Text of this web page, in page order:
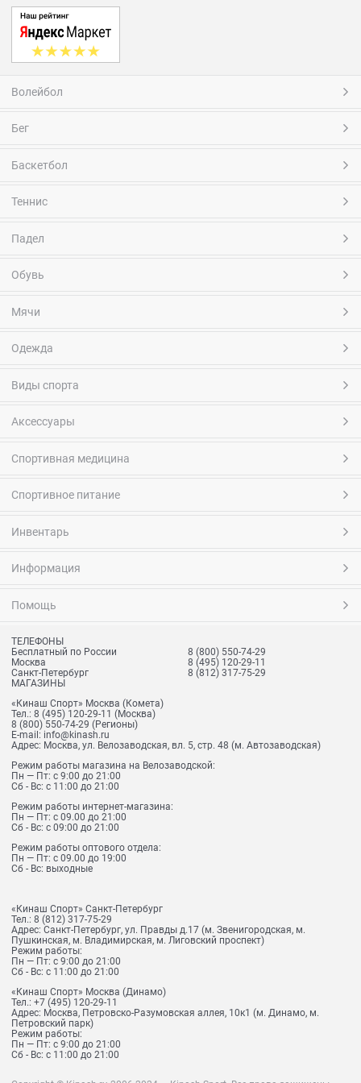
Волейбол
Бег
Баскетбол
Теннис
Падел
Обувь
Мячи
Одежда
Виды спорта
Аксессуары
Спортивная медицина
Спортивное питание
Инвентарь
Информация
Помощь
ТЕЛЕФОНЫ
Бесплатный по России
8 (800) 550-74-29
Москва
8 (495) 120-29-11
Санкт-Петербург
8 (812) 317-75-29
МАГАЗИНЫ
«Кинаш Спорт» Москва (Комета)
Тел.: 8 (495) 120-29-11 (Москва)
8 (800) 550-74-29 (Регионы)
E-mail: info@kinash.ru
Адрес: Москва, ул. Велозаводская, вл. 5, стр. 48 (м. Автозаводская)
Режим работы магазина на Велозаводской:
Пн — Пт: с 9:00 до 21:00
Сб - Вс: с 11:00 до 21:00
Режим работы интернет-магазина:
Пн — Пт: с 09.00 до 21:00
Сб - Вс: с 09:00 до 21:00
Режим работы оптового отдела:
Пн — Пт: с 09.00 до 19:00
Сб - Вс: выходные
«Кинаш Спорт» Санкт-Петербург
Тел.: 8 (812) 317-75-29
Адрес: Санкт-Петербург, ул. Правды д.17 (м. Звенигородская, м.
Пушкинская, м. Владимирская, м. Лиговский проспект)
Режим работы:
Пн — Пт: с 9:00 до 21:00
Сб - Вс: с 11:00 до 21:00
«Кинаш Спорт» Москва (Динамо)
Тел.: +7 (495) 120-29-11
Адрес: Москва, Петровско-Разумовская аллея, 10к1 (м. Динамо, м.
Петровский парк)
Режим работы:
Пн — Пт: с 9:00 до 21:00
Сб - Вс: с 11:00 до 21:00